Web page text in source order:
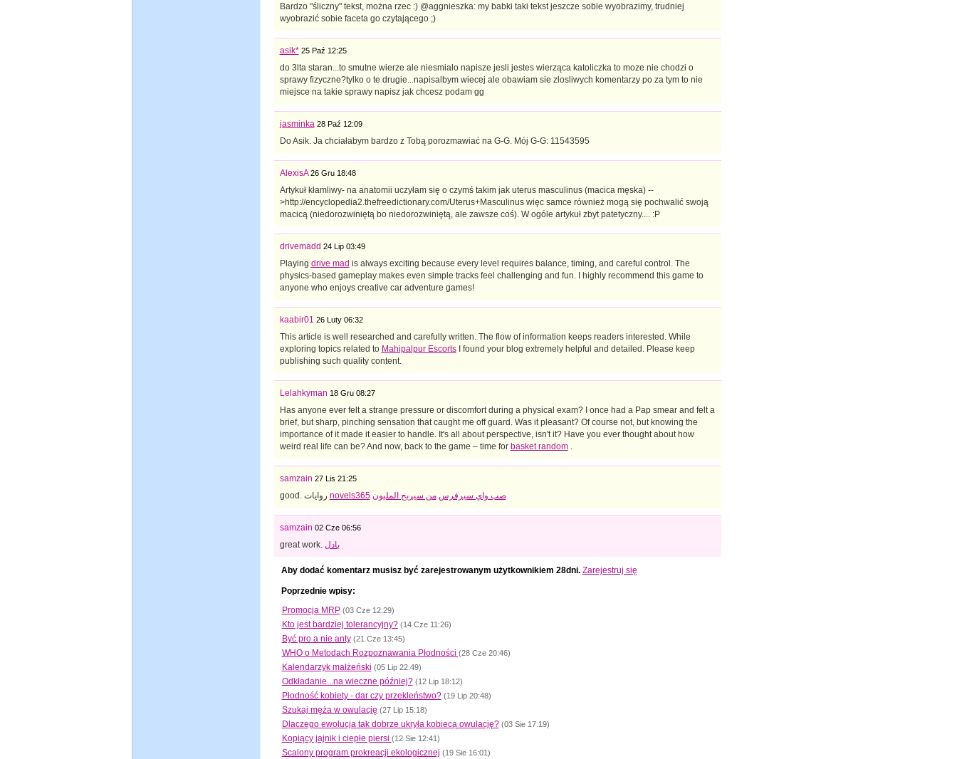
Bardzo "śliczny" tekst, można rzec :) @aggnieszka: my babki taki tekst jeszcze sobie wyobrazimy, trudniej
wyobrazić sobie faceta go czytającego ;)
asik* 25 Paź 12:25
do 3lta staran...to smutne wierze ale niesmialo napisze jesli jestes wierząca katoliczka to moze nie chodzi o
sprawy fizyczne?tylko o te drugie...napisalbym wiecej ale obawiam sie zlosliwych komentarzy po za tym to nie
miejsce na takie sprawy napisz jak chcesz podam gg
jasminka 28 Paź 12:09
Do Asik. Ja chciałabym bardzo z Tobą porozmawiać na G-G. Mój G-G: 11543595
AlexisA 26 Gru 18:48
Artykuł kłamliwy- na anatomii uczyłam się o czymś takim jak uterus masculinus (macica męska) --
>http://encyclopedia2.thefreedictionary.com/Uterus+Masculinus więc samce również mogą się pochwalić swoją
macicą (niedorozwiniętą bo niedorozwiniętą, ale zawsze coś). W ogóle artykuł zbyt patetyczny.... :P
drivemadd 24 Lip 03:49
Playing drive mad is always exciting because every level requires balance, timing, and careful control. The
physics-based gameplay makes even simple tracks feel challenging and fun. I highly recommend this game to
anyone who enjoys creative car adventure games!
kaabir01 26 Luty 06:32
This article is well researched and carefully written. The flow of information keeps readers interested. While
exploring topics related to Mahipalpur EscortsI found your blog extremely helpful and detailed. Please keep
publishing such quality content.
Lelahkyman 18 Gru 08:27
Has anyone ever felt a strange pressure or discomfort during a physical exam? I once had a Pap smear and felt a
brief, but sharp, pinching sensation that caught me off guard. Was it pleasant? Of course not, but knowing the
importance of it made it easier to handle. It's all about perspective, isn't it? Have you ever thought about how
weird real life can be? And now, back to the game – time for basket random.
samzain 27 Lis 21:25
novels365 صب واي سيرفرس من سيربح المليون
samzain 02 Cze 06:56
great work. بادل
Aby dodać komentarz musisz być zarejestrowanym użytkownikiem 28dni. Zarejestruj się
Poprzednie wpisy:
Promocja MRP (03 Cze 12:29)
Kto jest bardziej tolerancyjny? (14 Cze 11:26)
Być pro a nie anty (21 Cze 13:45)
WHO o Metodach Rozpoznawania Płodności (28 Cze 20:46)
Kalendarzyk małżeński (05 Lip 22:49)
Odkładanie...na wieczne później? (12 Lip 18:12)
Płodność kobiety - dar czy przekleństwo? (19 Lip 20:48)
Szukaj męża w owulację (27 Lip 15:18)
Dlaczego ewolucja tak dobrze ukryła kobiecą owulację? (03 Sie 17:19)
Kopiący jajnik i ciepłe piersi (12 Sie 12:41)
Scalony program prokreacji ekologicznej (19 Sie 16:01)